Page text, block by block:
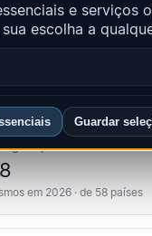
e serviços
escolha a
Guardar
do país
em 2026 · de 58 países